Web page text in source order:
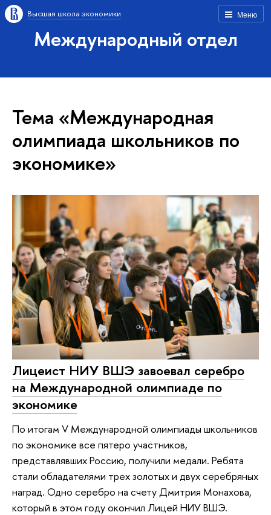
Меню
Высшая школа экономики
Международный отдел
Тема «Международная
олимпиада школьников по
экономике»
Лицеист НИУ ВШЭ завоевал серебро
на Международной олимпиаде по
экономике
По итогам V Международной олимпиады школьников
по экономике все пятеро участников,
представлявших Россию, получили медали. Ребята
стали обладателями трех золотых и двух серебряных
наград. Одно серебро на счету Дмитрия Монахова,
который в этом году окончил Лицей НИУ ВШЭ.